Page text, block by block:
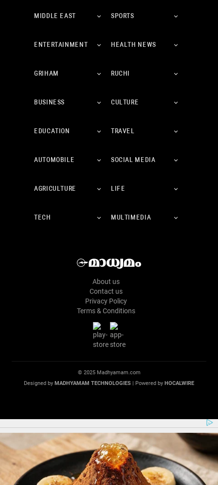
MIDDLE EAST SPORTS
ENTERTAINMENT HEALTH NEWS
GRIHAM RUCHI
BUSINESS CULTURE
EDUCATION TRAVEL
AUTOMOBILE SOCIAL MEDIA
AGRICULTURE LIFE
TECH MULTIMEDIA
About us
Contact us
Privacy Policy
Terms & Conditions
© 2025 Madhyamam.com
Designed by MADHYAMAM TECHNOLOGIES | Powered by HOCALWIRE